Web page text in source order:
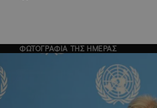
ΦΩΤΟΓΡΑΦΙΑ ΤΗΣ ΗΜΕΡΑΣ